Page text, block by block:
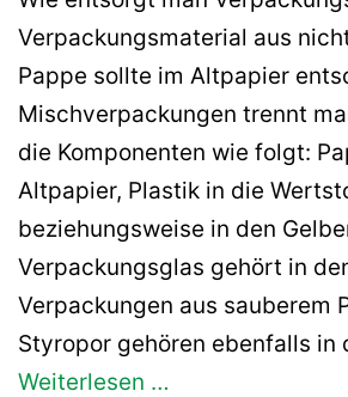
Verpackungsmaterial aus
Pappe sollte im Altpapier
Mischverpackungen trennt
die Komponenten wie folgt:
Altpapier, Plastik in die
beziehungsweise in den
Verpackungsglas gehört in
Verpackungen aus sauberem
Styropor gehören ebenfalls in
Weiterlesen …